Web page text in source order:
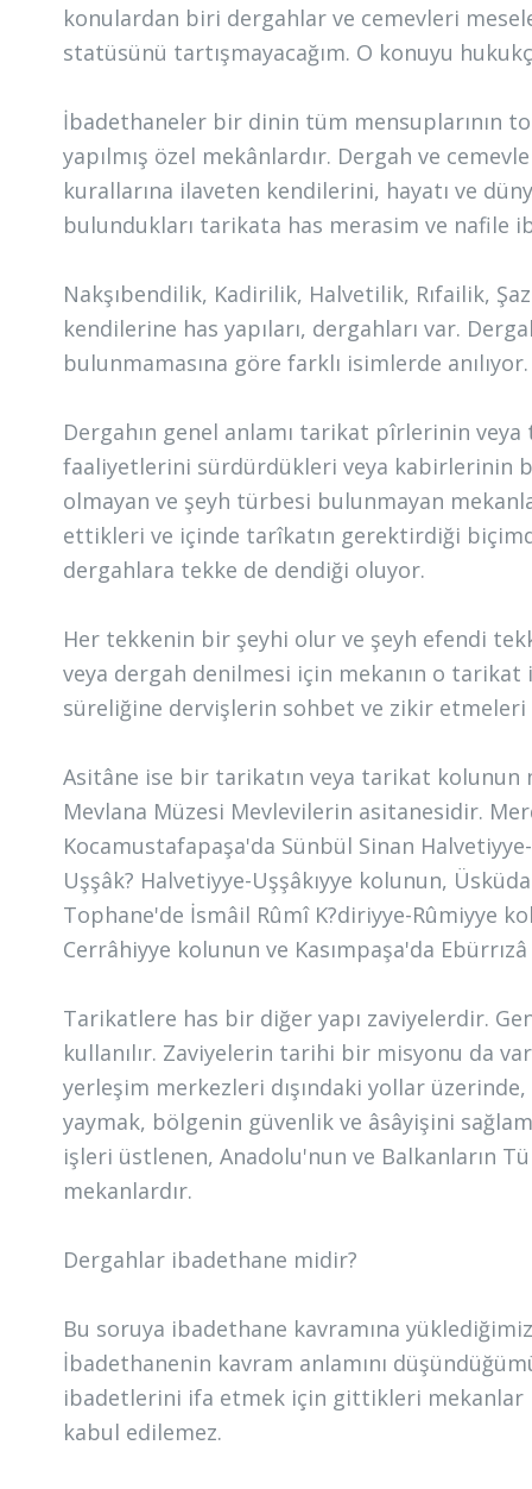
konulardan biri dergahlar ve cemevleri
statüsünü tartışmayacağım. O konuyu
İbadethaneler bir dinin tüm mensuplarının
yapılmış özel mekânlardır. Dergah ve
kurallarına ilaveten kendilerini, hayatı ve
bulundukları tarikata has merasim ve nafile
Nakşıbendilik, Kadirilik, Halvetilik, Rıfailik,
kendilerine has yapıları, dergahları var.
bulunmamasına göre farklı isimlerde anılıyor.
Dergahın genel anlamı tarikat pîrlerinin
faaliyetlerini sürdürdükleri veya kabirlerinin
olmayan ve şeyh türbesi bulunmayan
ettikleri ve içinde tarîkatın gerektirdiği
dergahlara tekke de dendiği oluyor.
Her tekkenin bir şeyhi olur ve şeyh efendi
veya dergah denilmesi için mekanın o
süreliğine dervişlerin sohbet ve zikir
Asitâne ise bir tarikatın veya tarikat kolunun
Mevlana Müzesi Mevlevilerin asitanesidir.
Kocamustafapaşa'da Sünbül Sinan
Uşşâk? Halvetiyye-Uşşâkıyye kolunun,
Tophane'de İsmâil Rûmî K?diriyye-Rûmiyye
Cerrâhiyye kolunun ve Kasımpaşa'da
Tarikatlere has bir diğer yapı zaviyelerdir.
kullanılır. Zaviyelerin tarihi bir misyonu da
yerleşim merkezleri dışındaki yollar
yaymak, bölgenin güvenlik ve âsâyişini
işleri üstlenen, Anadolu'nun ve Balkanların
mekanlardır.
Dergahlar ibadethane midir?
Bu soruya ibadethane kavramına
İbadethanenin kavram anlamını
ibadetlerini ifa etmek için gittikleri mekanlar
kabul edilemez.